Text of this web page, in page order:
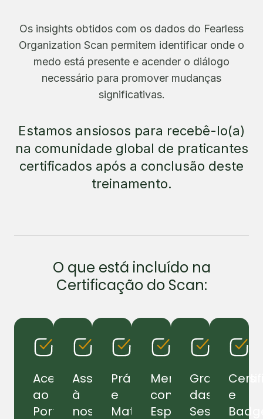
Os insights obtidos com os dados do Fearless
Organization Scan permitem identificar onde o
medo está presente e acender o diálogo
necessário para promover mudanças
significativas.
Estamos ansiosos para recebê-lo(a)
na comunidade global de praticantes
certificados após a conclusão deste
treinamento.
O que está incluído na
Certificação do Scan:
Acesso
ao
Portal
Associação
à
nossa
Práticas
e
Materiais
Mentoria
com
Especialistas
Gravações
das
Sessões
e